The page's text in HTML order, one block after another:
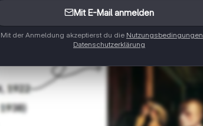
Mit E-Mail anmelden
Mit der Anmeldung akzeptierst du die Nutzungsbedingungen
Datenschutzerklärung